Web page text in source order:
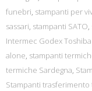
funebri, stampanti per
sassari, stampanti SATO,
Intermec Godex
alone, stampanti
termiche Sardegna,
Stampanti trasferimento